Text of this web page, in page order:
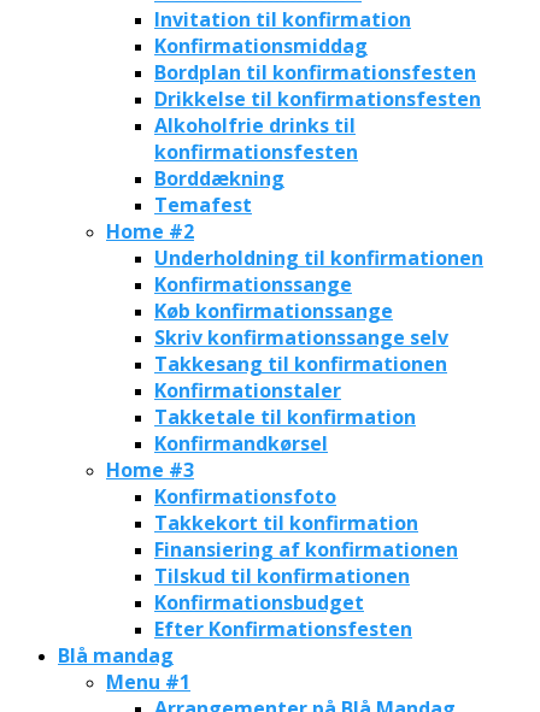
Invitation til konfirmation
Konfirmationsmiddag
Bordplan til konfirmationsfesten
Drikkelse til konfirmationsfesten
Alkoholfrie drinks til
konfirmationsfesten
Borddækning
Temafest
Home #2
Underholdning til konfirmationen
Konfirmationssange
Køb konfirmationssange
Skriv konfirmationssange selv
Takkesang til konfirmationen
Konfirmationstaler
Takketale til konfirmation
Konfirmandkørsel
Home #3
Konfirmationsfoto
Takkekort til konfirmation
Finansiering af konfirmationen
Tilskud til konfirmationen
Konfirmationsbudget
Efter Konfirmationsfesten
Blå mandag
Menu #1